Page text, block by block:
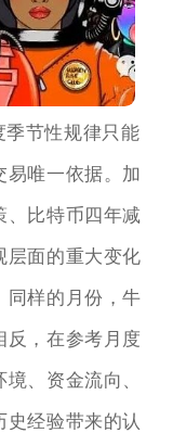
季节性规律只能
易唯一依据。加
、比特币四年减
层面的重大变化
同样的月份，牛
反，在参考月度
、资金流向、
经验带来的认